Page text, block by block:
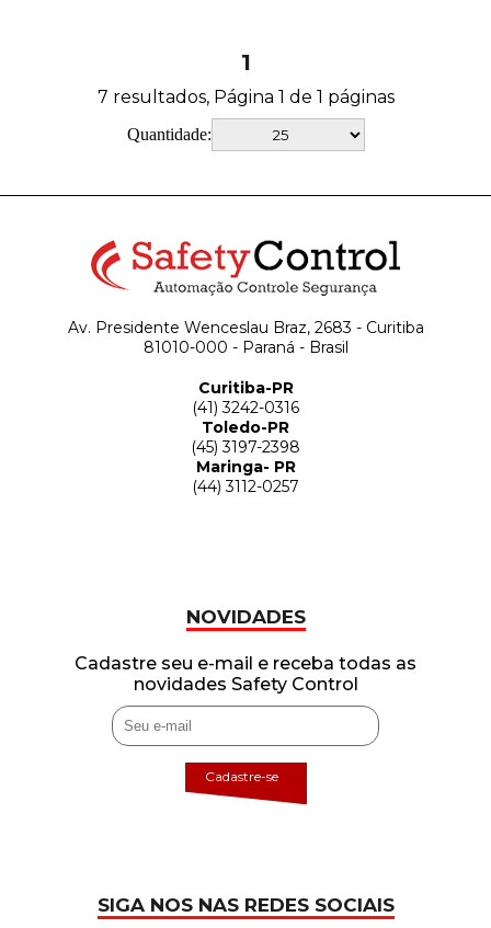
1
7 resultados, Página 1 de 1 páginas
Quantidade:
Av. Presidente Wenceslau Braz, 2683 - Curitiba
81010-000 - Paraná - Brasil
Curitiba-PR
(41) 3242-0316
Toledo-PR
(45) 3197-2398
Maringa- PR
(44) 3112-0257
NOVIDADES
Cadastre seu e-mail e receba todas as
novidades Safety Control
Cadastre-se
SIGA NOS NAS REDES SOCIAIS